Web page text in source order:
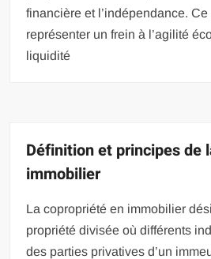
financière et l’indépendance.
représenter un frein à l’agilité
liquidité
Définition et principes de
immobilier
La copropriété en immobilier
propriété divisée où différents
des parties privatives d’un